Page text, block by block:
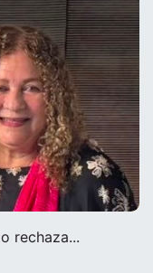
rechaza...